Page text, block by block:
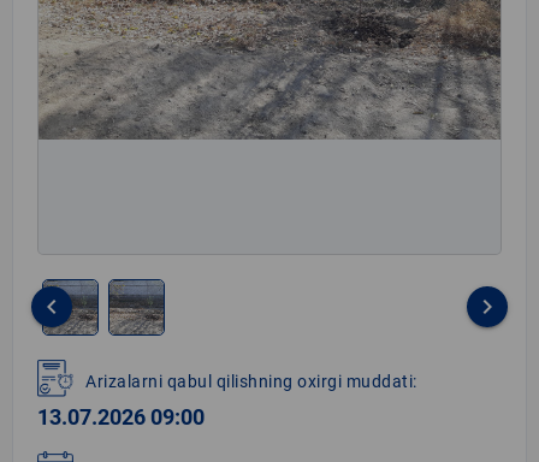
1
of
2
keyboard_arrow_left keyboard_arrow_right
Arizalarni qabul qilishning oxirgi muddati:
13.07.2026 09:00